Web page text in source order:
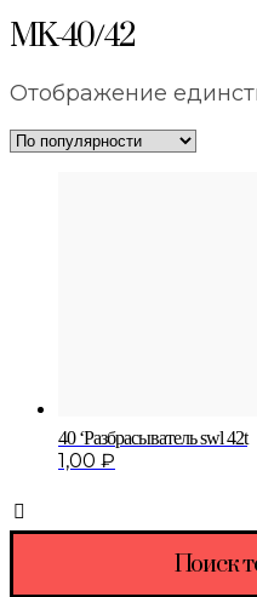
MK-40/42
Отображение
40 ‘Разбрасыватель swl 42t
1,00 ₽
Поиск